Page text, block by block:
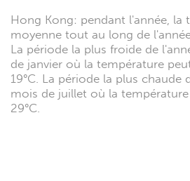
Hong Kong: pendant l'année, la
moyenne tout au long de
La période la plus froide de
de janvier où la température
19°C. La période la plus chaude
mois de juillet où la température
29°C.